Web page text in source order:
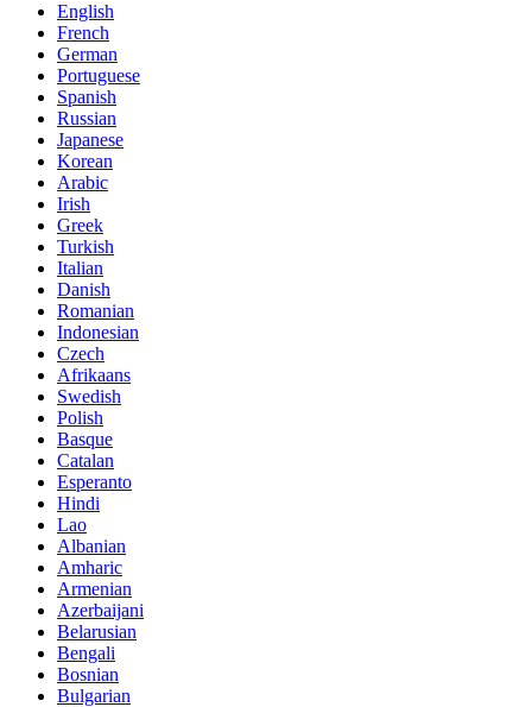
English
French
German
Portuguese
Spanish
Russian
Japanese
Korean
Arabic
Irish
Greek
Turkish
Italian
Danish
Romanian
Indonesian
Czech
Afrikaans
Swedish
Polish
Basque
Catalan
Esperanto
Hindi
Lao
Albanian
Amharic
Armenian
Azerbaijani
Belarusian
Bengali
Bosnian
Bulgarian